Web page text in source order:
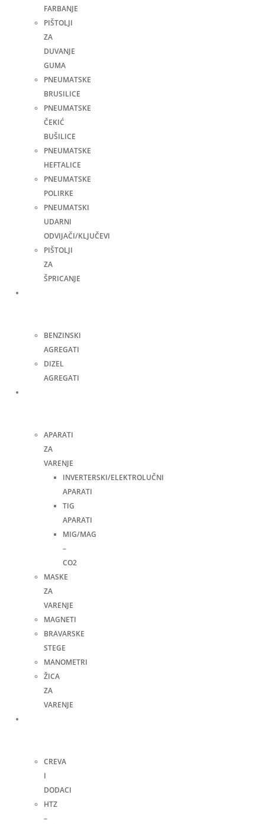
FARBANJE
PIŠTOLJI
ZA
DUVANJE
GUMA
PNEUMATSKE
BRUSILICE
PNEUMATSKE
ČEKIĆ
BUŠILICE
PNEUMATSKE
HEFTALICE
PNEUMATSKE
POLIRKE
PNEUMATSKI
UDARNI
ODVIJAČI/KLJUČEVI
PIŠTOLJI
ZA
ŠPRICANJE
BENZINSKI
AGREGATI
DIZEL
AGREGATI
APARATI
ZA
VARENJE
INVERTERSKI/ELEKTROLUČNI
APARATI
TIG
APARATI
MIG/MAG
–
CO2
MASKE
ZA
VARENJE
MAGNETI
BRAVARSKE
STEGE
MANOMETRI
ŽICA
ZA
VARENJE
CREVA
I
DODACI
HTZ
–